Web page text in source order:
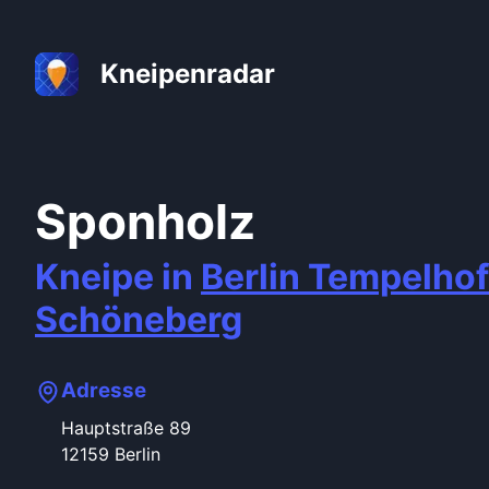
Kneipenradar
Sponholz
Kneipe in Berlin
Schöneberg
Adresse
Hauptstraße 89
12159 Berlin